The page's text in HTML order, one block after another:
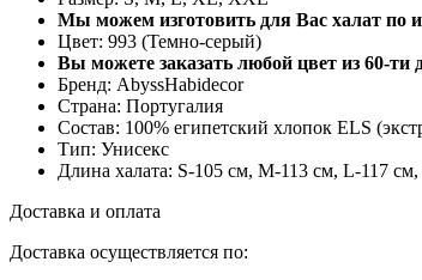
Мы можем изготовить для Вас халат по
Цвет: 993 (Темно-серый)
Вы можете заказать любой цвет из 60-ти
Бренд: AbyssHabidecor
Страна: Португалия
Состав: 100% египетский хлопок ELS
Тип: Унисекс
Длина халата: S-105 см, M-113 см, L-117
Доставка и оплата
Доставка осуществляется по: